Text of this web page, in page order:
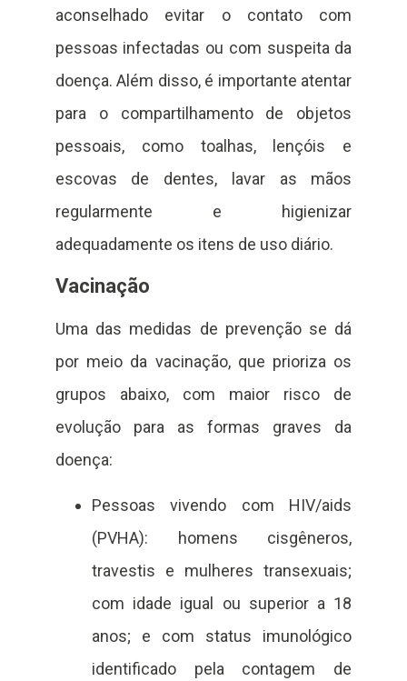
aconselhado evitar o contato com
pessoas infectadas ou com suspeita da
doença. Além disso, é importante atentar
para o compartilhamento de objetos
pessoais, como toalhas, lençóis e
escovas de dentes, lavar as mãos
regularmente e higienizar
adequadamente os itens de uso diário.
Vacinação
Uma das medidas de prevenção se dá
por meio da vacinação, que prioriza os
grupos abaixo, com maior risco de
evolução para as formas graves da
doença:
Pessoas vivendo com HIV/aids
(PVHA): homens cisgêneros,
travestis e mulheres transexuais;
com idade igual ou superior a 18
anos; e com status imunológico
identificado pela contagem de